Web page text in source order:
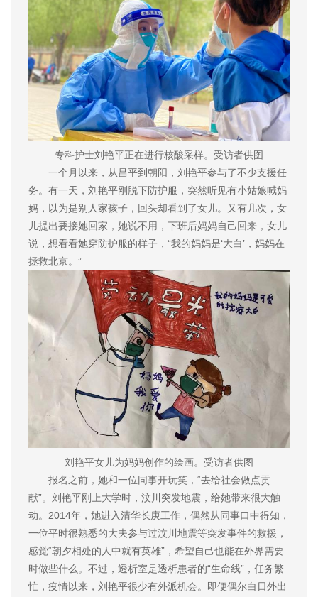
专科护士刘艳平正在进行核酸采样。受访者供图
一个月以来，从昌平到朝阳，刘艳平参与了不少支援任
务。有一天，刘艳平刚脱下防护服，突然听见有小姑娘喊妈
妈，以为是别人家孩子，回头却看到了女儿。又有几次，女
儿提出要接她回家，她说不用，下班后妈妈自己回来，女儿
说，想看看她穿防护服的样子，“我的妈妈是‘大白’，妈妈在
拯救北京。”
刘艳平女儿为妈妈创作的绘画。受访者供图
报名之前，她和一位同事开玩笑，“去给社会做点贡
献”。刘艳平刚上大学时，汶川突发地震，给她带来很大触
动。2014年，她进入清华长庚工作，偶然从同事口中得知，
一位平时很熟悉的大夫参与过汶川地震等突发事件的救援，
感觉“朝夕相处的人中就有英雄”，希望自己也能在外界需要
时做些什么。不过，透析室是透析患者的“生命线”，任务繁
忙，疫情以来，刘艳平很少有外派机会。即便偶尔白日外出